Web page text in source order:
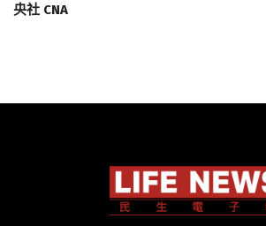
央社 CNA